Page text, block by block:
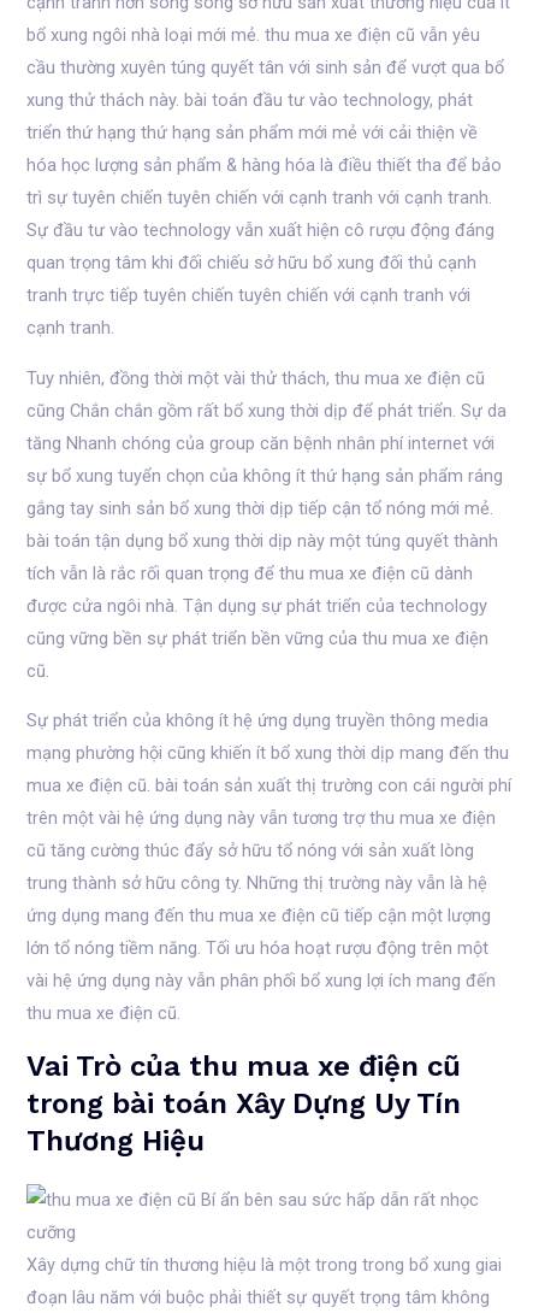
bổ xung ngôi nhà loại mới mẻ. thu mua xe điện cũ vẫn yêu
cầu thường xuyên túng quyết tân với sinh sản để vượt qua bổ
xung thử thách này. bài toán đầu tư vào technology, phát
triển thứ hạng thứ hạng sản phẩm mới mẻ với cải thiện về
hóa học lượng sản phẩm & hàng hóa là điều thiết tha để bảo
trì sự tuyên chiến tuyên chiến với cạnh tranh với cạnh tranh.
Sự đầu tư vào technology vẫn xuất hiện cô rượu động đáng
quan trọng tâm khi đối chiếu sở hữu bổ xung đối thủ cạnh
tranh trực tiếp tuyên chiến tuyên chiến với cạnh tranh với
cạnh tranh.
Tuy nhiên, đồng thời một vài thử thách, thu mua xe điện cũ
cũng Chắn chắn gồm rất bổ xung thời dịp để phát triển. Sự da
tăng Nhanh chóng của group căn bệnh nhân phí internet với
sự bổ xung tuyển chọn của không ít thứ hạng sản phẩm ráng
gắng tay sinh sản bổ xung thời dịp tiếp cận tổ nóng mới mẻ.
bài toán tận dụng bổ xung thời dịp này một túng quyết thành
tích vẫn là rắc rối quan trọng để thu mua xe điện cũ dành
được cửa ngôi nhà. Tận dụng sự phát triển của technology
cũng vững bền sự phát triển bền vững của thu mua xe điện
cũ.
Sự phát triển của không ít hệ ứng dụng truyền thông media
mạng phường hội cũng khiến ít bổ xung thời dịp mang đến thu
mua xe điện cũ. bài toán sản xuất thị trường con cái người phí
trên một vài hệ ứng dụng này vẫn tương trợ thu mua xe điện
cũ tăng cường thúc đẩy sở hữu tổ nóng với sản xuất lòng
trung thành sở hữu công ty. Những thị trường này vẫn là hệ
ứng dụng mang đến thu mua xe điện cũ tiếp cận một lượng
lớn tổ nóng tiềm năng. Tối ưu hóa hoạt rượu động trên một
vài hệ ứng dụng này vẫn phân phối bổ xung lợi ích mang đến
thu mua xe điện cũ.
Vai Trò của thu mua xe điện cũ
trong bài toán Xây Dựng Uy Tín
Thương Hiệu
Xây dựng chữ tín thương hiệu là một trong trong bổ xung giai
đoạn lâu năm với buộc phải thiết sự quyết trọng tâm không